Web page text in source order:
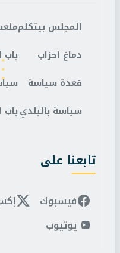
المجلس بيتكلم
دماغ احزاب
قعدة سياسة
سياسة بالبلدي
باب
باب
تابعنا على
فيسبوك
يوتيوب